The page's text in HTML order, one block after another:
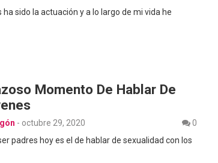
sido la actuación y a lo largo de mi vida he
Momento De Hablar De
- octubre 29, 2020
0
padres hoy es el de hablar de sexualidad con los